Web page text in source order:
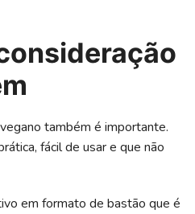
também é importante.
fácil de usar e que não
em formato de bastão que é